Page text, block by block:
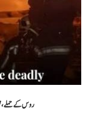
روس کے حملے، 17 افراد ہلاک، یوکرین نے مزید فضائی دفاعی نظام...